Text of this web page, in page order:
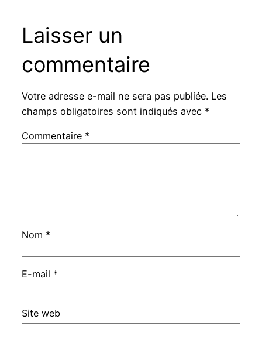
Laisser un
commentaire
Votre adresse e-mail ne sera pas publiée. Les
champs obligatoires sont indiqués avec *
Commentaire *
Nom *
E-mail *
Site web